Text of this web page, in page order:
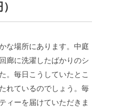
な場所にあります。中庭
廊に洗濯したばかりのシ
。毎日こうしていたとこ
れているのでしょう。毎
ィーを届けていただきま